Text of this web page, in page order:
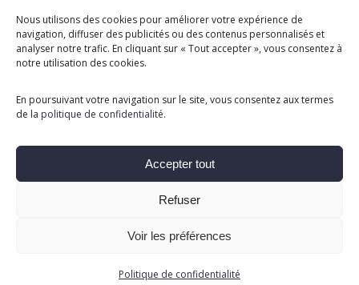
Nous utilisons des cookies pour améliorer votre expérience de
navigation, diffuser des publicités ou des contenus personnalisés et
analyser notre trafic. En cliquant sur « Tout accepter », vous consentez à
notre utilisation des cookies.
En poursuivant votre navigation sur le site, vous consentez aux termes
de la politique de confidentialité.
Accepter tout
Refuser
Voir les préférences
Politique de confidentialité
À propos de Location Serca
Spécialiste depuis 1995 en vente, location et réparation
d’équipements d’entretien de planchers, offrant des solutions
par Altitude Stratégies